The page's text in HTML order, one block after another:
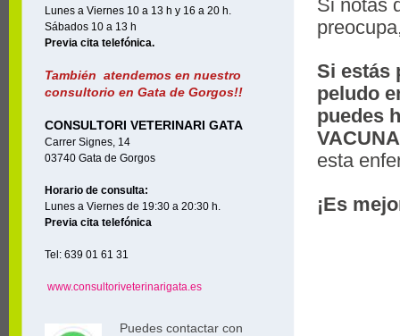
Si notas
Si estás
peludo
puedes
esta
¡Es
Lunes a Viernes 10 a 13 h y 16 a 20 h.
Sábados 10 a 13 h
Previa cita telefónica.
También atendemos en nuestro
consultorio en Gata de Gorgos!!
CONSULTORI VETERINARI GATA
Carrer Signes, 14
03740 Gata de Gorgos
Horario de consulta:
Lunes a Viernes de 19:30 a 20:30 h.
Previa cita telefónica
Tel: 639 01 61 31
www.consultoriveterinarigata.es
Puedes contactar con